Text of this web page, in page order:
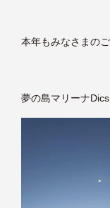
本年もみなさまの
夢の島マリーナ